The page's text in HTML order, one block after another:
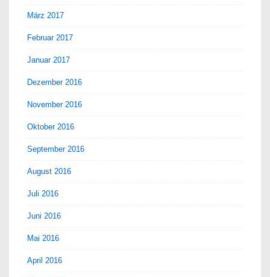
März 2017
Februar 2017
Januar 2017
Dezember 2016
November 2016
Oktober 2016
September 2016
August 2016
Juli 2016
Juni 2016
Mai 2016
April 2016